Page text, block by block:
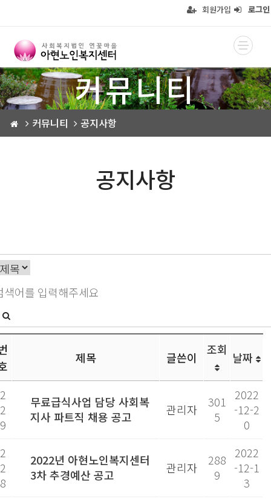
회원가입 로그인
커뮤니티
커뮤니티 공지사항
공지사항
제목 글쓴이
조회
날짜
2
2
9
무료급식사업 담당 사회복
지사 파트직 채용 공고
관리자
301
5
2022
-12-2
0
2
2
8
2022년 아현노인복지센터
3차 추경예산 공고
관리자
288
9
2022
-12-1
3